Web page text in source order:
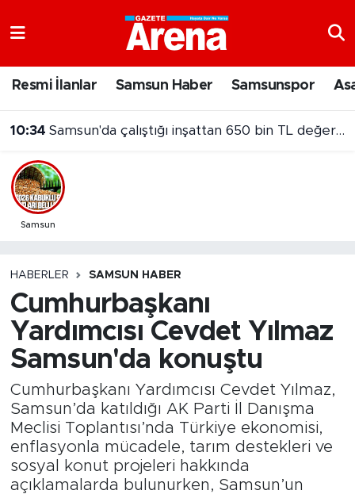
Resmi İlanlar Samsun Haber Samsunspor
10:34 Samsun'da çalıştığı inşattan 650 bin TL değerinde kablo çaldı!
10:25 Galatasaray'a Batrakov açıklaması! Menajerinden transfer iddialarına net yanıt
Samsun
HABERLER SAMSUN HABER
Cumhurbaşkanı
Yardımcısı Cevdet Yılmaz
Samsun'da konuştu
Cumhurbaşkanı Yardımcısı Cevdet Yılmaz,
Samsun’da katıldığı AK Parti İl Danışma
Meclisi Toplantısı’nda Türkiye ekonomisi,
enflasyonla mücadele, tarım destekleri ve
sosyal konut projeleri hakkında
açıklamalarda bulunurken, Samsun’un
Samsun Namaz Vakitleri
Trafik Durumu
Süper Lig Puan Durumu ve Fikstür
Son Dakika Haberleri
Haber Arşivi